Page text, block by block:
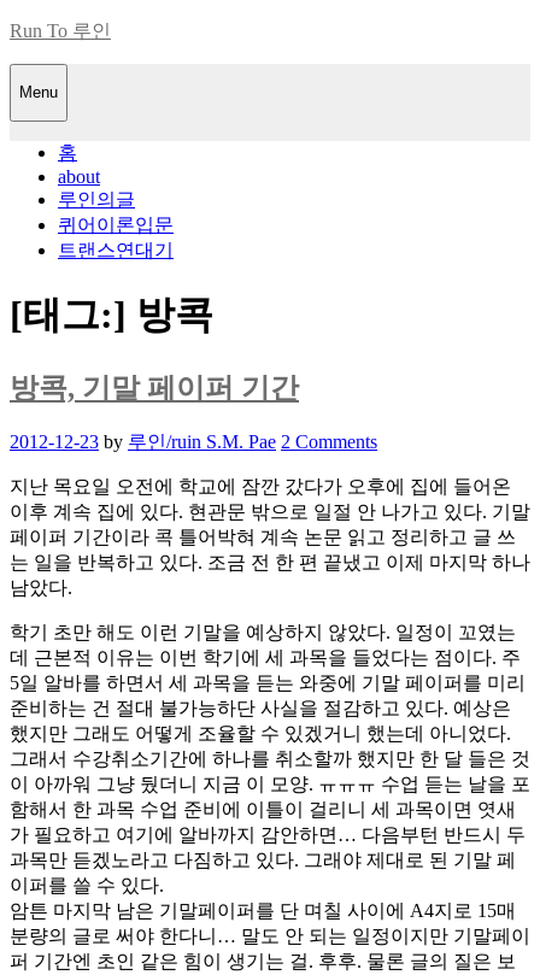
Skip
content
Run To 루인
Menu
홈
about
루인의글
퀴어이론입문
트랜스연대기
[태그:] 방콕
방콕, 기말 페이퍼 기간
Posted
2012-12-23 by 루인/ruin S.M. Pae 2 Comments
지난 목요일 오전에 학교에 잠깐 갔다가 오후에 집에 들어온
이후 계속 집에 있다. 현관문 밖으로 일절 안 나가고 있다. 기말
페이퍼 기간이라 콕 틀어박혀 계속 논문 읽고 정리하고 글 쓰
는 일을 반복하고 있다. 조금 전 한 편 끝냈고 이제 마지막 하나
남았다.
학기 초만 해도 이런 기말을 예상하지 않았다. 일정이 꼬였는
데 근본적 이유는 이번 학기에 세 과목을 들었다는 점이다. 주
5일 알바를 하면서 세 과목을 듣는 와중에 기말 페이퍼를 미리
준비하는 건 절대 불가능하단 사실을 절감하고 있다. 예상은
했지만 그래도 어떻게 조율할 수 있겠거니 했는데 아니었다.
그래서 수강취소기간에 하나를 취소할까 했지만 한 달 들은 것
이 아까워 그냥 뒀더니 지금 이 모양. ㅠㅠㅠ 수업 듣는 날을 포
함해서 한 과목 수업 준비에 이틀이 걸리니 세 과목이면 엿새
가 필요하고 여기에 알바까지 감안하면… 다음부턴 반드시 두
과목만 듣겠노라고 다짐하고 있다. 그래야 제대로 된 기말 페
이퍼를 쓸 수 있다.
암튼 마지막 남은 기말페이퍼를 단 며칠 사이에 A4지로 15매
분량의 글로 써야 한다니… 말도 안 되는 일정이지만 기말페이
퍼 기간엔 초인 같은 힘이 생기는 걸. 후후. 물론 글의 질은 보